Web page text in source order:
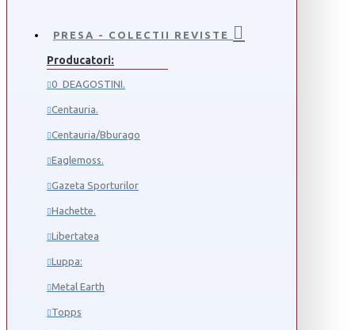
PRESA - COLECTII REVISTE
Producatori:
0_DEAGOSTINI.
Centauria.
Centauria/Bburago
Eaglemoss.
Gazeta Sporturilor
Hachette.
Libertatea
Luppa:
Metal Earth
Topps